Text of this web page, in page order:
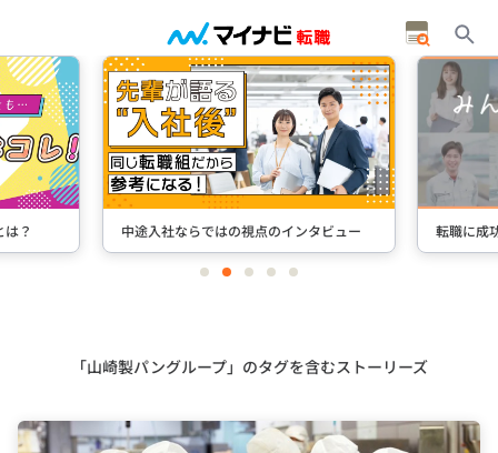
？ 中途入社ならではの視点のインタビュー 転職に成
itemitemitemitemitem
「山崎製パングループ」のタグを含むストーリーズ